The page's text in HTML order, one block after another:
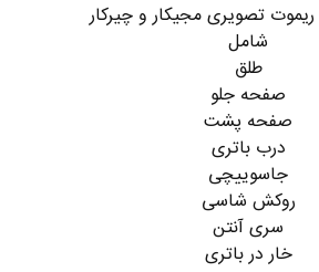
تصویری مجیکار و چیرکار
شامل
طلق
صفحه جلو
صفحه پشت
درب باتری
جاسوییچی
روکش شاسی
سری آنتن
خار در باتری